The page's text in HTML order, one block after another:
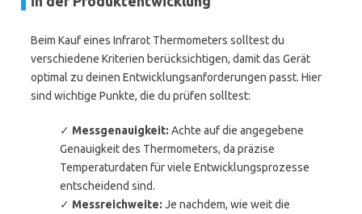
Beim Kauf eines Infrarot Thermometers solltest du
verschiedene Kriterien berücksichtigen, damit das Gerät
optimal zu deinen Entwicklungsanforderungen passt. Hier
sind wichtige Punkte, die du prüfen solltest:
✓ Messgenauigkeit: Achte auf die angegebene
Genauigkeit des Thermometers, da präzise
Temperaturdaten für viele Entwicklungsprozesse
entscheidend sind.
✓ Messreichweite: Je nachdem, wie weit die